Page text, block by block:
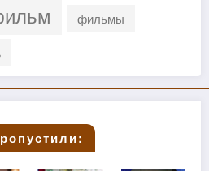
фильмы